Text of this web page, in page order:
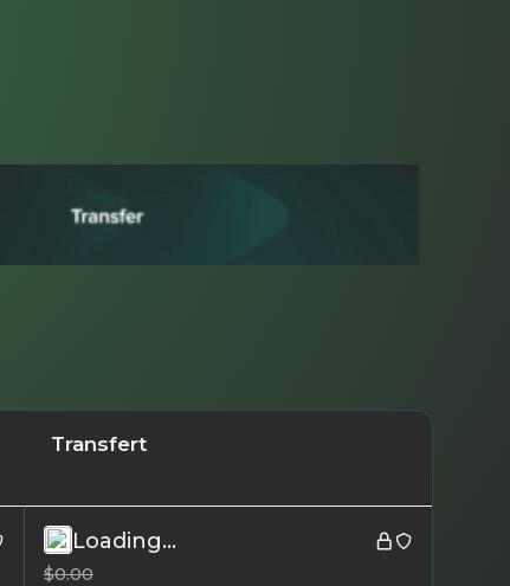
Transfert
Loading...
$0.00